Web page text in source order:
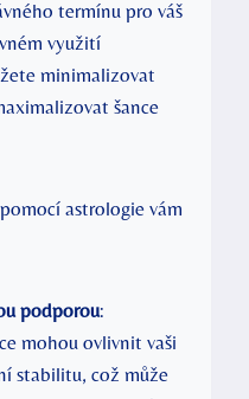
termínu pro váš
využití
minimalizovat
šance
astrologie vám
podporou:
mohou ovlivnit vaši
stabilitu, což může